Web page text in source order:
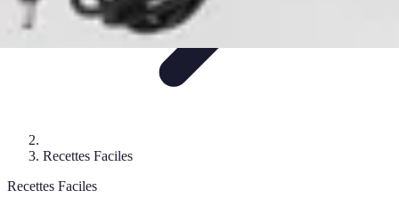
Recettes Faciles
Recettes Faciles